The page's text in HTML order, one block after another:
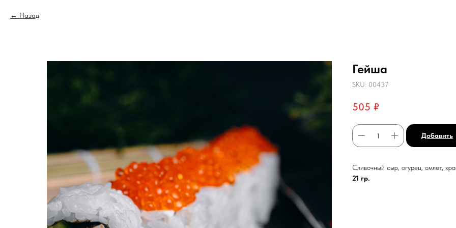
Назад
Гейша
SKU: 00437
505 ₽
Добавить
Сливочный сыр, огурец, омлет,
21 гр.